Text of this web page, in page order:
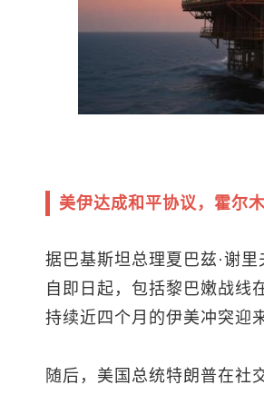
美伊达成和平协议，霍尔
据巴基斯坦总理夏巴兹·谢
自即日起，包括黎巴嫩战线
持续近四个月的伊美冲突迎
随后，美国总统特朗普在社